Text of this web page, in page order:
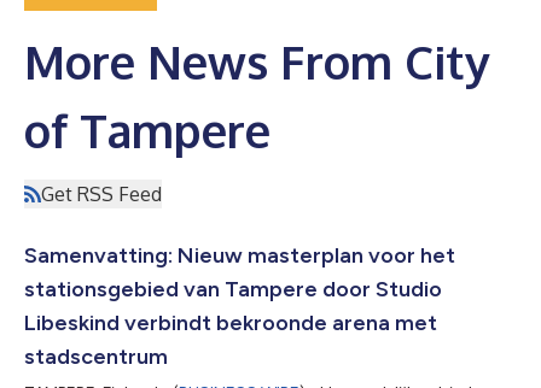
More News From City
of Tampere
Get RSS Feed
Samenvatting: Nieuw masterplan voor het
stationsgebied van Tampere door Studio
Libeskind verbindt bekroonde arena met
stadscentrum